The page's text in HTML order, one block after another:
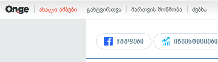
ახალი ამბები განტვირთვა მართვის მოწმობა ძებნა
ჯგუფები ინვესტიციები